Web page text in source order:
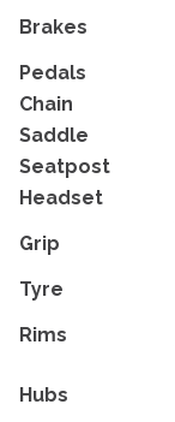
Brakes
Pedals
Chain
Saddle
Seatpost
Headset
Grip
Tyre
Rims
Hubs